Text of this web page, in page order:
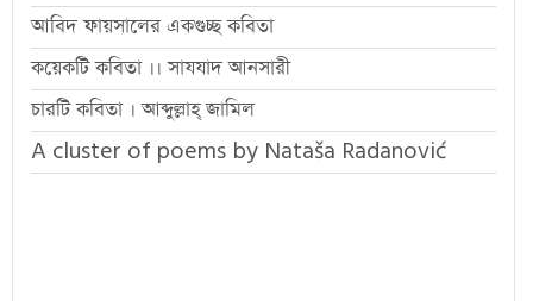
আবিদ ফায়সালের একগুচ্ছ কবিতা
কয়েকটি কবিতা ।। সাযযাদ আনসারী
চারটি কবিতা । আব্দুল্লাহ্ জামিল
A cluster of poems by Nataša Radanović